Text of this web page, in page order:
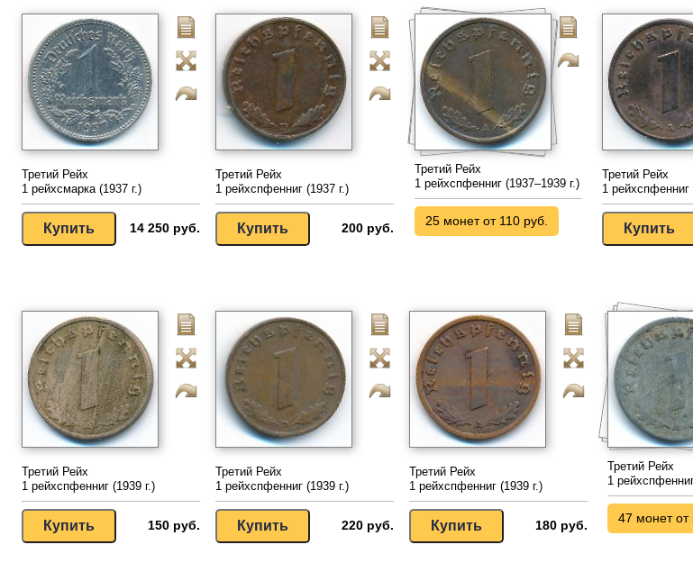
Третий Рейх
1 рейхсмарка (1937 г.)
14 250 руб.
Третий Рейх
1 рейхспфенниг (1937 г.)
200 руб.
Третий Рейх
1 рейхспфенниг (1937–1939 г.)
25 монет от 110 руб.
Третий Рейх
1 рейхспфенниг
Третий Рейх
1 рейхспфенниг (1939 г.)
150 руб.
Третий Рейх
1 рейхспфенниг (1939 г.)
220 руб.
Третий Рейх
1 рейхспфенниг (1939 г.)
180 руб.
Третий Рейх
1
47 монет от